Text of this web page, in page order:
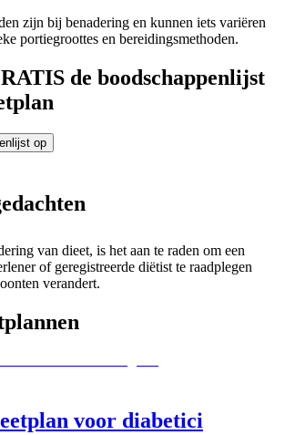
zijn bij benadering en kunnen iets variëren
portiegroottes en bereidingsmethoden.
de boodschappenlijst
op
van dieet, is het aan te raden om een
of geregistreerde diëtist te raadplegen
verandert.
voor diabetici